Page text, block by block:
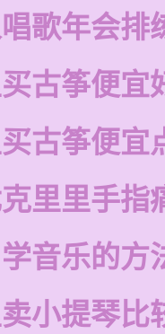
歌年会排
古筝便宜
古筝便宜
里里手指
音乐的方
小提琴比